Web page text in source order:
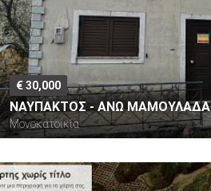
€ 30,000
ΝΑΥΠΑΚΤΟΣ - ΑΝΩ ΜΑΜΟΥΛΑΔΑ
Μονοκατοικία